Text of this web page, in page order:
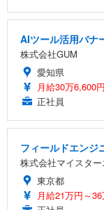
AIツール活用バナ
株式会社GUM
愛知県
月給30万6,600
正社員
フィールドエンジ
株式会社マイスタ
東京都
月給21万円～